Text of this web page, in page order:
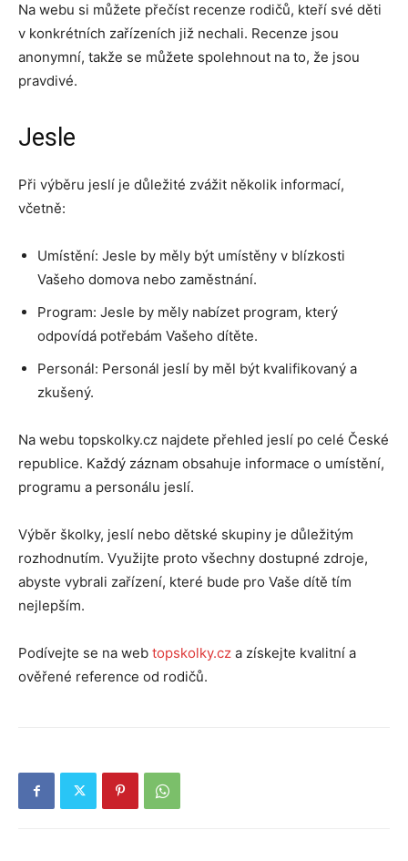
Na webu si můžete přečíst recenze rodičů, kteří své děti
v konkrétních zařízeních již nechali. Recenze jsou
anonymní, takže se můžete spolehnout na to, že jsou
pravdivé.
Jesle
Při výběru jeslí je důležité zvážit několik informací,
včetně:
Umístění: Jesle by měly být umístěny v blízkosti
Vašeho domova nebo zaměstnání.
Program: Jesle by měly nabízet program, který
odpovídá potřebám Vašeho dítěte.
Personál: Personál jeslí by měl být kvalifikovaný a
zkušený.
Na webu topskolky.cz najdete přehled jeslí po celé České
republice. Každý záznam obsahuje informace o umístění,
programu a personálu jeslí.
Výběr školky, jeslí nebo dětské skupiny je důležitým
rozhodnutím. Využijte proto všechny dostupné zdroje,
abyste vybrali zařízení, které bude pro Vaše dítě tím
nejlepším.
Podívejte se na web topskolky.cz a získejte kvalitní a
ověřené reference od rodičů.